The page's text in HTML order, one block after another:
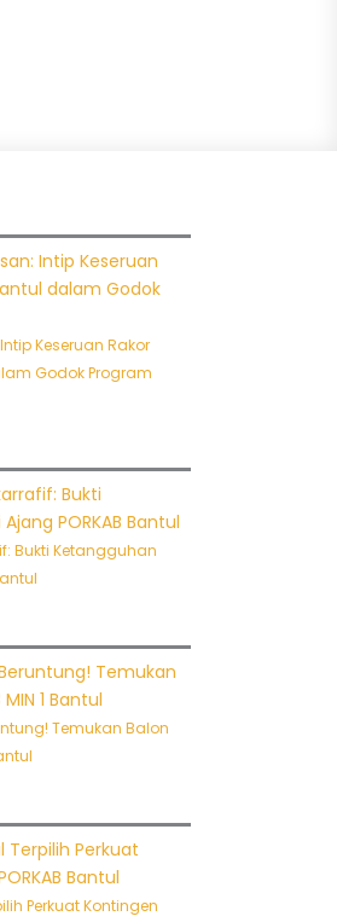
Keseruan Rakor
Godok Program
Bukti Ketangguhan
Temukan Balon
Perkuat Kontingen